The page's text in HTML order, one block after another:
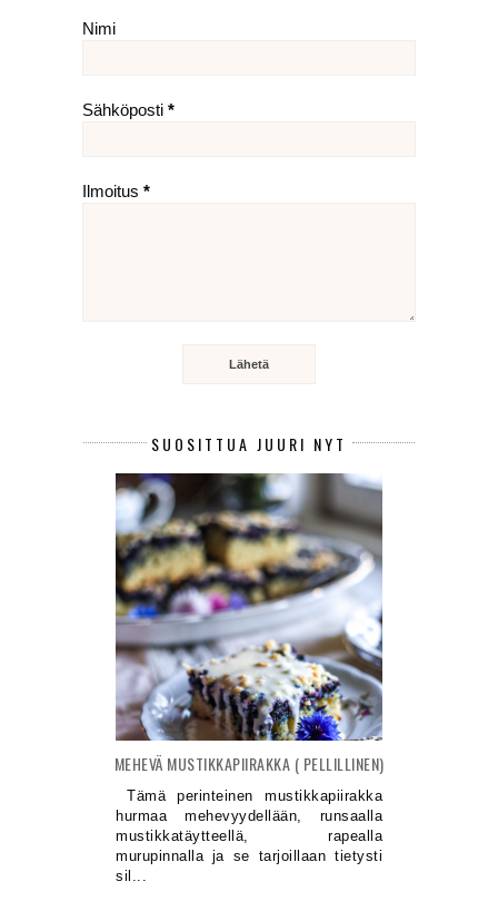
Nimi
Sähköposti *
Ilmoitus *
SUOSITTUA JUURI NYT
MEHEVÄ MUSTIKKAPIIRAKKA ( PELLILLINEN)
Tämä perinteinen mustikkapiirakka
hurmaa mehevyydellään, runsaalla
mustikkatäytteellä, rapealla
murupinnalla ja se tarjoillaan tietysti
sil...